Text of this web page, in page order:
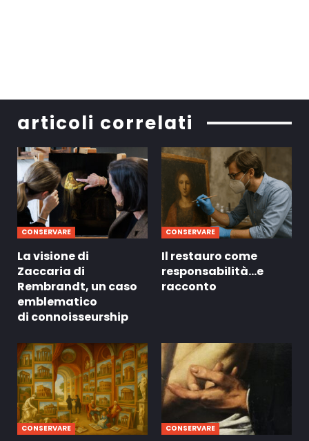
articoli correlati
CONSERVARE
La visione di
Zaccaria di
Rembrandt, un caso
emblematico
di connoisseurship
CONSERVARE
Il restauro come
responsabilità…e
racconto
CONSERVARE CONSERVARE